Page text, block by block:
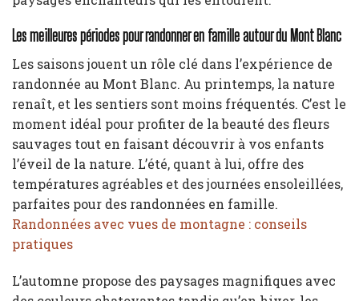
Les meilleures périodes pour randonner en famille autour du Mont Blanc
Les saisons jouent un rôle clé dans l’expérience de
randonnée au Mont Blanc. Au printemps, la nature
renaît, et les sentiers sont moins fréquentés. C’est le
moment idéal pour profiter de la beauté des fleurs
sauvages tout en faisant découvrir à vos enfants
l’éveil de la nature. L’été, quant à lui, offre des
températures agréables et des journées ensoleillées,
parfaites pour des randonnées en famille.
Randonnées avec vues de montagne : conseils
pratiques
L’automne propose des paysages magnifiques avec